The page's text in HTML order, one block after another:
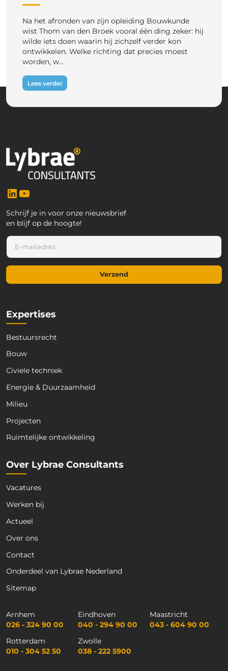
Na het afronden van zijn opleiding Bouwkunde
wist Thom van den Broek vooral één ding zeker: hij
wilde iets doen waarin hij zichzelf verder kon
ontwikkelen. Welke richting dat precies moest
worden, w...
Lees verder
LinkedIn
Schrijf je in voor onze nieuwsbrief
en blijf op de hoogte!
-
m
i
l
m
a
l
E
-
m
i
E
m
a
i
Verzend
Expertises
Bestuursrecht
Bouw
Civiele techniek
Energie & Duurzaamheid
Milieu
Projecten
Ruimtelijke ontwikkeling
Over Lybrae Consultants
Vacatures
Werken bij
Actueel
Over ons
Contact
Onderdeel van Lybrae Nederland
Sitemap
Arnhem
026 - 324 90 00
Eindhoven
040 - 294 90 00
Maastricht
043 - 604 90 00
Rotterdam
010 - 304 52 50
Zwolle
038 - 222 5900